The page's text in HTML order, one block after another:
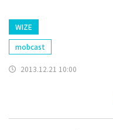
WIZE
mobcast
2013.12.21 10:00